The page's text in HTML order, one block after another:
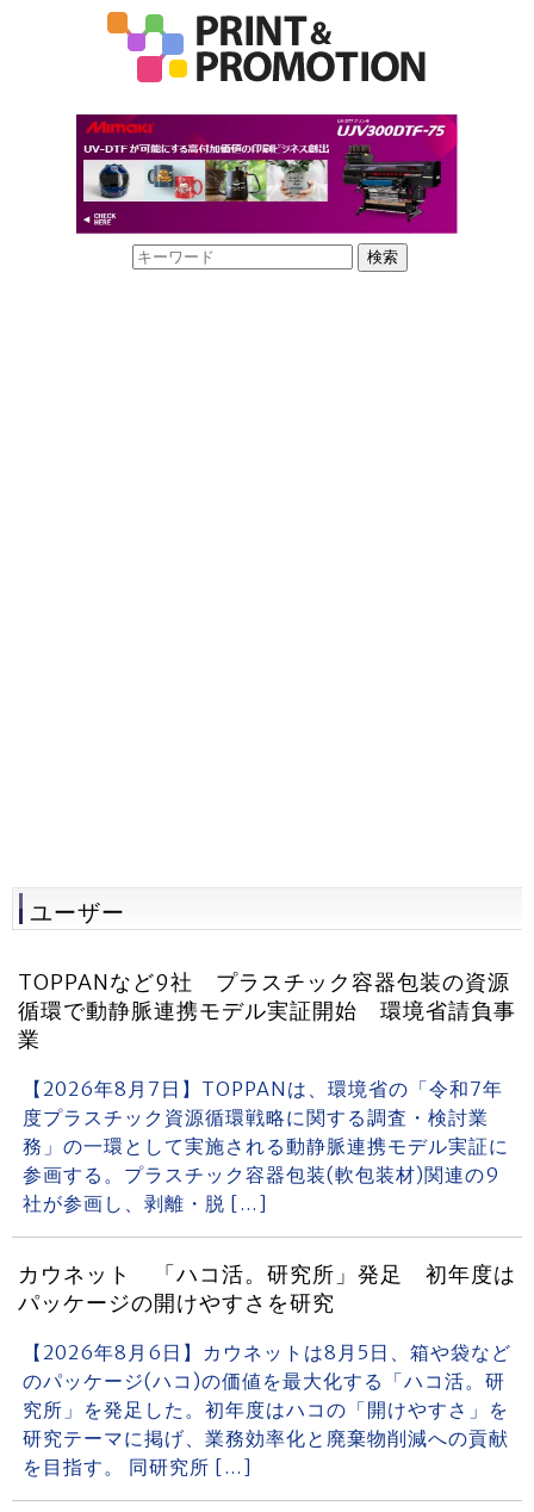
ユーザー
TOPPANなど9社 プラスチック容器包装の資源
循環で動静脈連携モデル実証開始 環境省請負事
業
【2026年8月7日】TOPPANは、環境省の「令和7年
度プラスチック資源循環戦略に関する調査・検討業
務」の一環として実施される動静脈連携モデル実証に
参画する。プラスチック容器包装(軟包装材)関連の9
社が参画し、剥離・脱 […]
カウネット 「ハコ活。研究所」発足 初年度は
パッケージの開けやすさを研究
【2026年8月6日】カウネットは8月5日、箱や袋など
のパッケージ(ハコ)の価値を最大化する「ハコ活。研
究所」を発足した。初年度はハコの「開けやすさ」を
研究テーマに掲げ、業務効率化と廃棄物削減への貢献
を目指す。 同研究所 […]